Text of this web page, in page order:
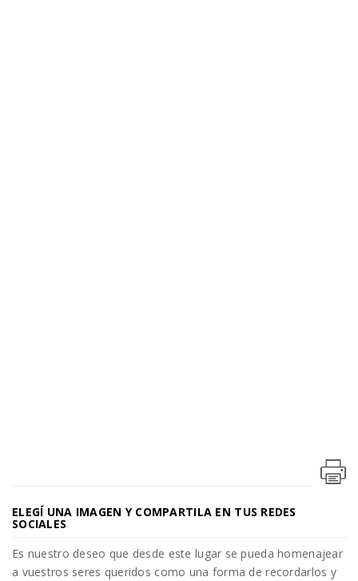
ELEGÍ UNA IMAGEN Y COMPARTILA EN TUS REDES
SOCIALES
Es nuestro deseo que desde este lugar se pueda homenajear
a vuestros seres queridos como una forma de recordarlos y